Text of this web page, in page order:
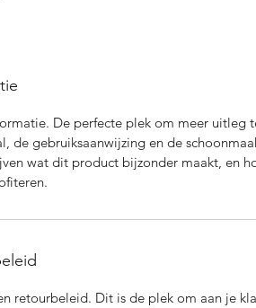
De perfecte plek om meer uitleg
de gebruiksaanwijzing en de
wat dit product bijzonder maakt, en
retourbeleid. Dit is de plek om aan je